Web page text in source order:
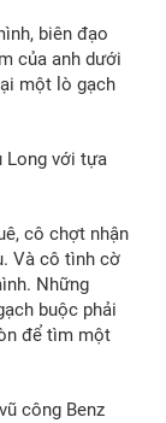
biên đạo
của anh dưới
một lò gạch
Long với tựa
cô chợt nhận
Và cô tình cờ
Những
buộc phải
để tìm một
công Benz